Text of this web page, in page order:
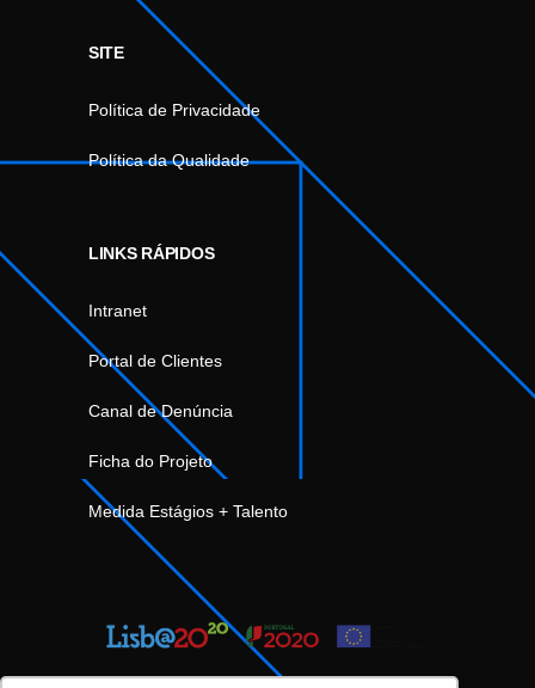
SITE
Política de Privacidade
Política da Qualidade
LINKS RÁPIDOS
Intranet
Portal de Clientes
Canal de Denúncia
Ficha do Projeto
Medida Estágios + Talento